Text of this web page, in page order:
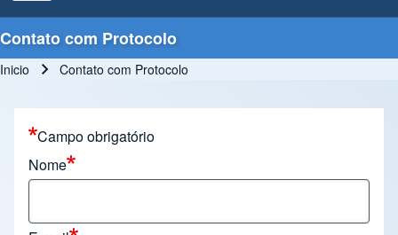
Contato com Protocolo
Inicio Contato com Protocolo
Campo obrigatório
Nome